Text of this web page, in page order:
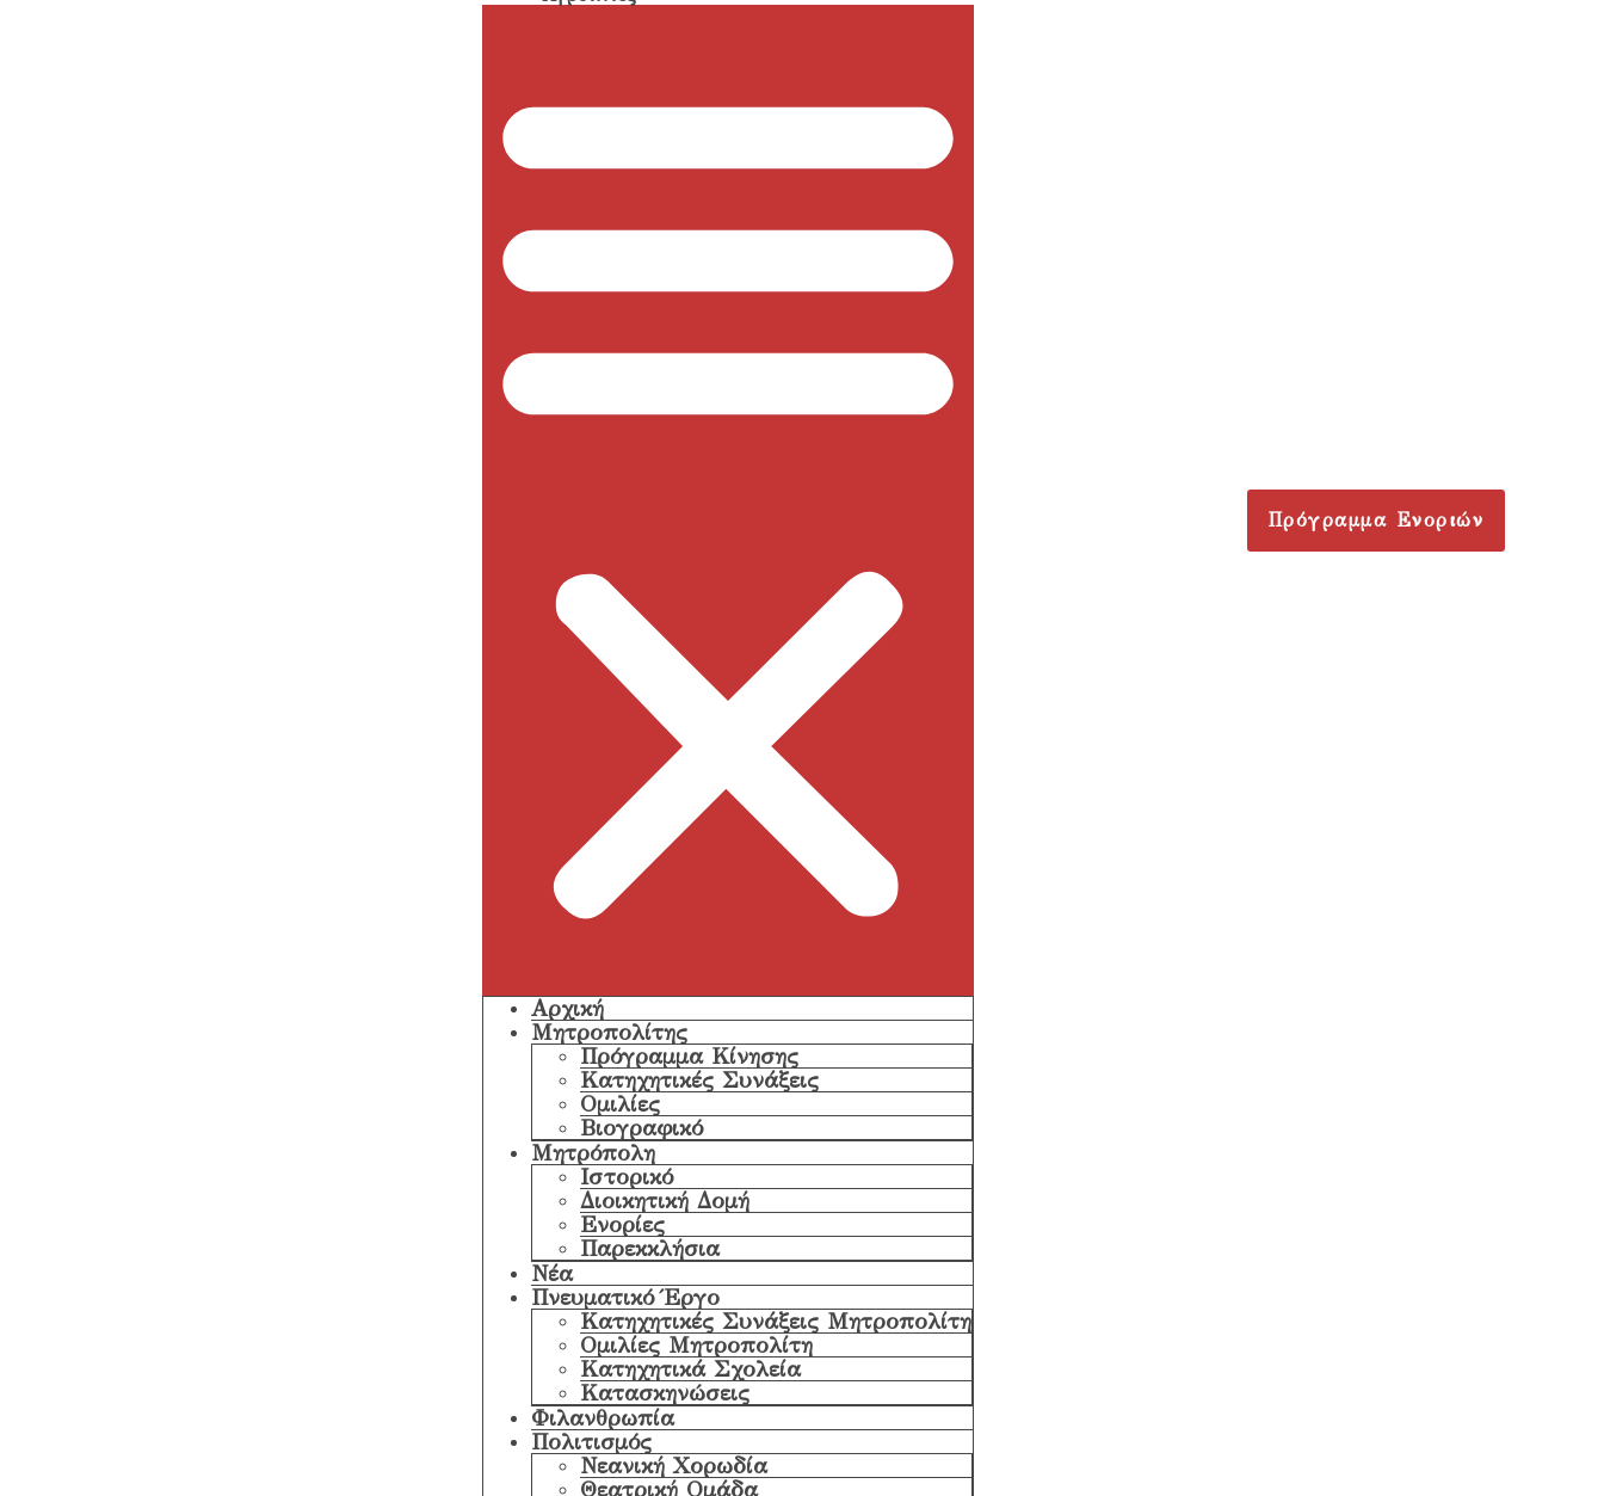
Αρχική
Μητροπολίτης
Πρόγραμμα Κίνησης
Κατηχητικές Συνάξεις
Ομιλίες
Βιογραφικό
Μητρόπολη
Ιστορικό
Διοικητική Δομή
Ενορίες
Παρεκκλήσια
Νέα
Πνευματικό Έργο
Κατηχητικές Συνάξεις Μητροπολίτη
Ομιλίες Μητροπολίτη
Κατηχητικά Σχολεία
Κατασκηνώσεις
Φιλανθρωπία
Πολιτισμός
Νεανική Χορωδία
Θεατρική Ομάδα
Πρόγραμμα Ενοριών